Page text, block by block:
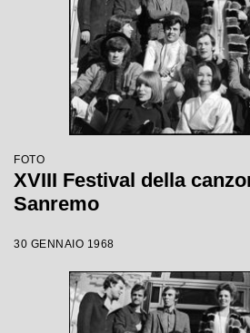
FOTO
XVIII Festival della
Sanremo
30 GENNAIO 1968